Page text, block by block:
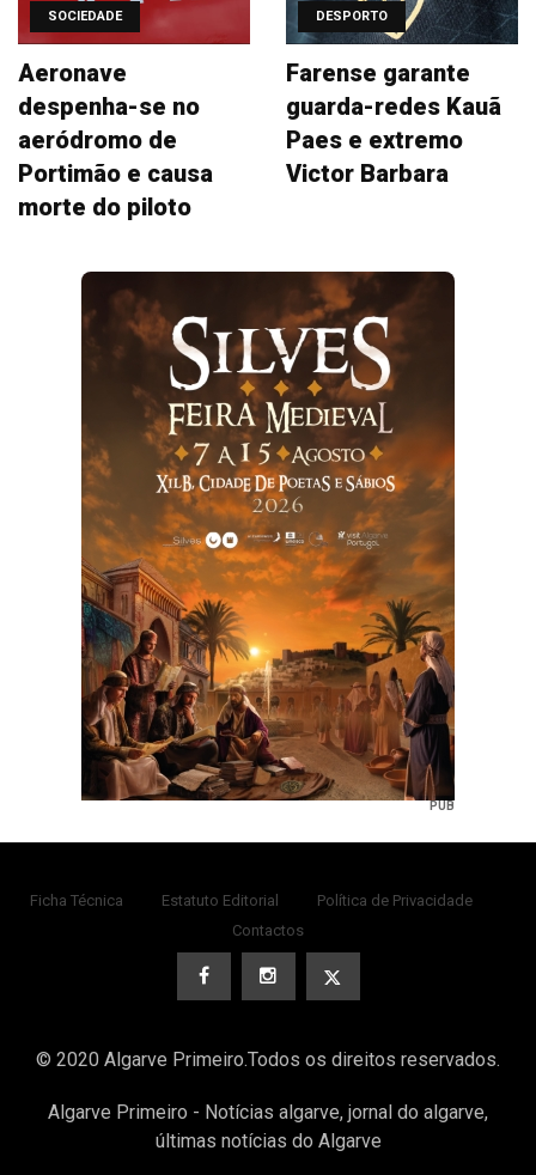
SOCIEDADE
Aeronave
despenha-se no
aeródromo de
Portimão e causa
morte do piloto
DESPORTO
Farense garante
guarda-redes Kauã
Paes e extremo
Victor Barbara
PUB
Ficha Técnica Estatuto Editorial
Política de Privacidade
Contactos
© 2020 Algarve Primeiro.Todos os direitos reservados.
Algarve Primeiro - Notícias algarve, jornal do algarve,
últimas notícias do Algarve